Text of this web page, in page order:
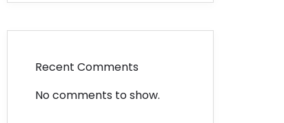
Recent Comments
No comments to show.